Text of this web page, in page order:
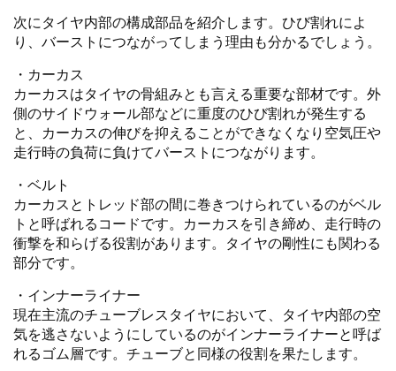
次にタイヤ内部の構成部品を紹介します。ひび割れによ
り、バーストにつながってしまう理由も分かるでしょう。
・カーカス
カーカスはタイヤの骨組みとも言える重要な部材です。外
側のサイドウォール部などに重度のひび割れが発生する
と、カーカスの伸びを抑えることができなくなり空気圧や
走行時の負荷に負けてバーストにつながります。
・ベルト
カーカスとトレッド部の間に巻きつけられているのがベル
トと呼ばれるコードです。カーカスを引き締め、走行時の
衝撃を和らげる役割があります。タイヤの剛性にも関わる
部分です。
・インナーライナー
現在主流のチューブレスタイヤにおいて、タイヤ内部の空
気を逃さないようにしているのがインナーライナーと呼ば
れるゴム層です。チューブと同様の役割を果たします。